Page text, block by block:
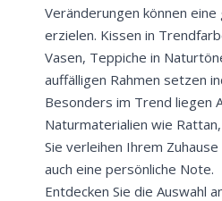
Veränderungen können
erzielen. Kissen in
Vasen, Teppiche in
auffälligen Rahmen setzen
Besonders im Trend liegen
Naturmaterialien wie
Sie verleihen Ihrem
auch eine persönliche Note.
Entdecken Sie die Auswahl